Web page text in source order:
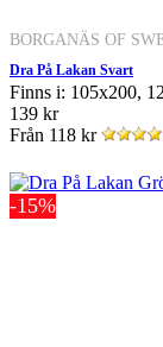
BORGANÄS OF
Dra På Lakan Svart
Finns i: 105x200,
139 kr
Från 118 kr
-15%